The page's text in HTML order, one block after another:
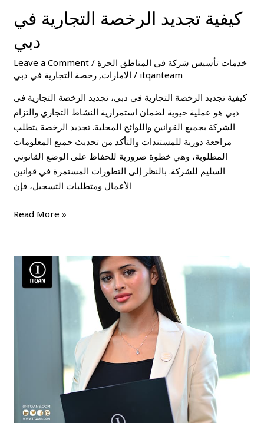
كيفية تجديد الرخصة التجارية في
دبي
Leave a Comment / خدمات تأسيس شركة في المناطق الحرة
الامارات, رخصة التجارية في دبي / itqanteam
كيفية تجديد الرخصة التجارية في دبي، تجديد الرخصة التجارية في
دبي هو عملية حيوية لضمان استمرارية النشاط التجاري والتزام
الشركة بجميع القوانين واللوائح المحلية. تجديد الرخصة يتطلب
مراجعة دورية للمستندات والتأكد من تحديث جميع المعلومات
المطلوبة، وهي خطوة ضرورية للحفاظ على الوضع القانوني
السليم للشركة. بالنظر إلى التطورات المستمرة في قوانين
الأعمال ومتطلبات التسجيل، فإن
Read More »
كيفية
تجديد
الرخصة